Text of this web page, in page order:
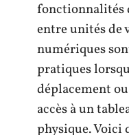
fonctionnalités
entre unités de
numériques
pratiques
déplacement ou
accès à un
physique. Voici